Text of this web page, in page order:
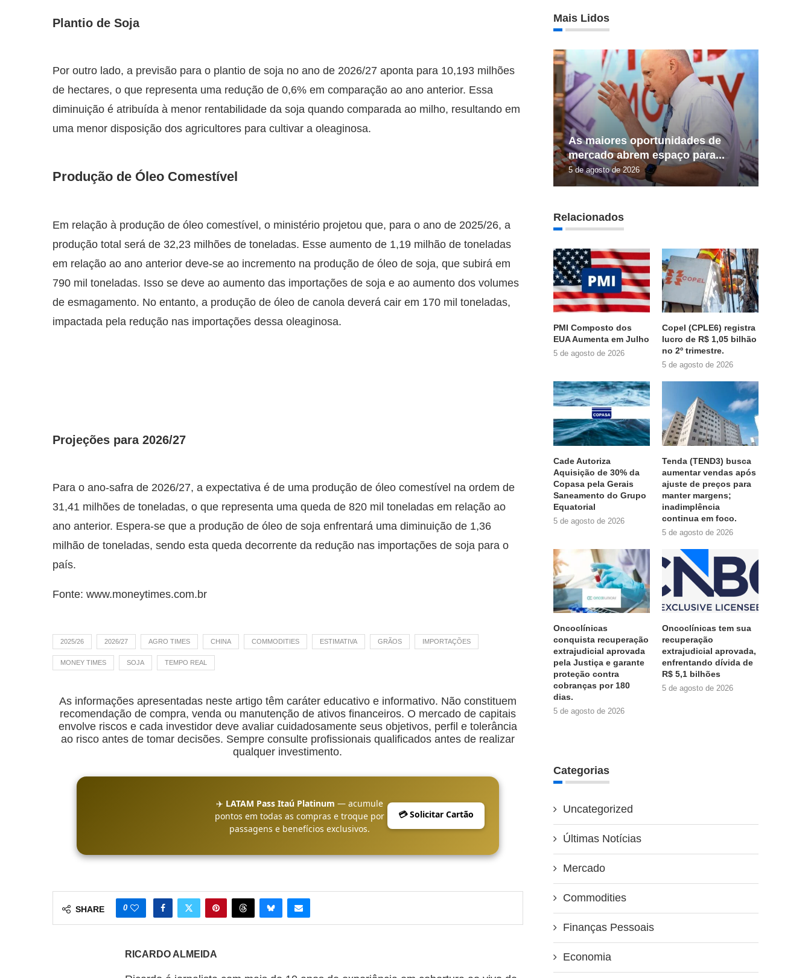
Plantio de Soja
Por outro lado, a previsão para o plantio de soja no ano de 2026/27 aponta para 10,193 milhões
de hectares, o que representa uma redução de 0,6% em comparação ao ano anterior. Essa
diminuição é atribuída à menor rentabilidade da soja quando comparada ao milho, resultando em
uma menor disposição dos agricultores para cultivar a oleaginosa.
Produção de Óleo Comestível
Em relação à produção de óleo comestível, o ministério projetou que, para o ano de 2025/26, a
produção total será de 32,23 milhões de toneladas. Esse aumento de 1,19 milhão de toneladas
em relação ao ano anterior deve-se ao incremento na produção de óleo de soja, que subirá em
790 mil toneladas. Isso se deve ao aumento das importações de soja e ao aumento dos volumes
de esmagamento. No entanto, a produção de óleo de canola deverá cair em 170 mil toneladas,
impactada pela redução nas importações dessa oleaginosa.
Projeções para 2026/27
Para o ano-safra de 2026/27, a expectativa é de uma produção de óleo comestível na ordem de
31,41 milhões de toneladas, o que representa uma queda de 820 mil toneladas em relação ao
ano anterior. Espera-se que a produção de óleo de soja enfrentará uma diminuição de 1,36
milhão de toneladas, sendo esta queda decorrente da redução nas importações de soja para o
país.
Fonte: www.moneytimes.com.br
2025/26 2026/27 AGRO TIMES CHINA COMMODITIES ESTIMATIVA GRÃOS IMPORTAÇÕES
MONEY TIMES SOJA TEMPO REAL
As informações apresentadas neste artigo têm caráter educativo e informativo. Não constituem
recomendação de compra, venda ou manutenção de ativos financeiros. O mercado de capitais
envolve riscos e cada investidor deve avaliar cuidadosamente seus objetivos, perfil e tolerância
ao risco antes de tomar decisões. Sempre consulte profissionais qualificados antes de realizar
qualquer investimento.
✈️ LATAM Pass Itaú Platinum — acumule
pontos em todas as compras e troque por
passagens e benefícios exclusivos.
💳 Solicitar Cartão
SHARE 0
RICARDO ALMEIDA
Mais Lidos
As maiores oportunidades de
mercado abrem espaço para...
5 de agosto de 2026
Relacionados
PMI Composto dos
EUA Aumenta em Julho
5 de agosto de 2026
Copel (CPLE6) registra
lucro de R$ 1,05 bilhão
no 2º trimestre.
5 de agosto de 2026
Cade Autoriza
Aquisição de 30% da
Copasa pela Gerais
Saneamento do Grupo
Equatorial
5 de agosto de 2026
Tenda (TEND3) busca
aumentar vendas após
ajuste de preços para
manter margens;
inadimplência
continua em foco.
5 de agosto de 2026
Oncoclínicas
conquista recuperação
extrajudicial aprovada
pela Justiça e garante
proteção contra
cobranças por 180
dias.
5 de agosto de 2026
Oncoclínicas tem sua
recuperação
extrajudicial aprovada,
enfrentando dívida de
R$ 5,1 bilhões
5 de agosto de 2026
Categorias
Uncategorized
Últimas Notícias
Mercado
Commodities
Finanças Pessoais
Economia